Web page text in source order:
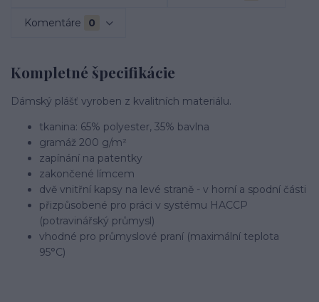
Komentáre 0
Kompletné špecifikácie
Dámský plášť vyroben z kvalitních materiálu.
tkanina: 65% polyester, 35% bavlna
gramáž 200 g/m²
zapínání na patentky
zakončené límcem
dvě vnitřní kapsy na levé straně - v horní a spodní části
přizpůsobené pro práci v systému HACCP
(potravinářský průmysl)
vhodné pro průmyslové praní (maximální teplota
95°C)